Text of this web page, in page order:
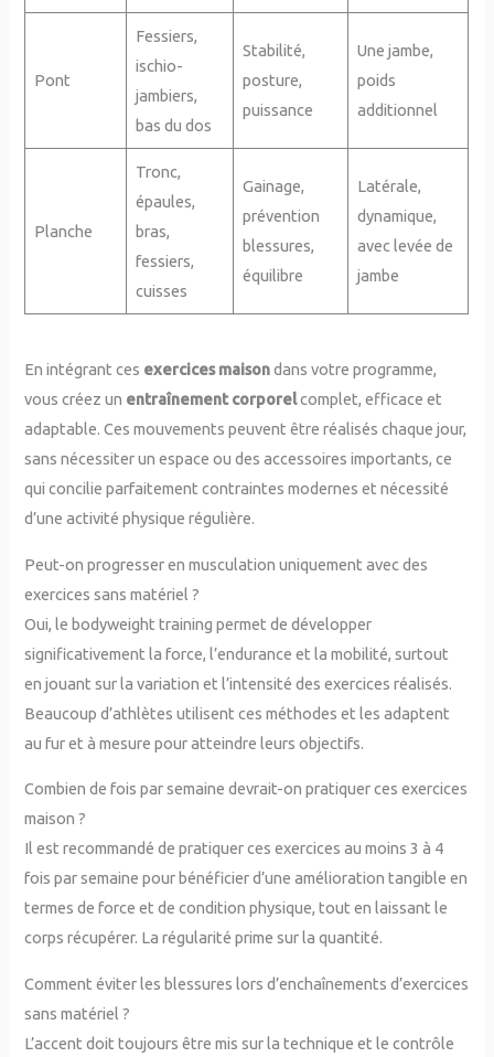
Pont
Fessiers,
ischio-
jambiers,
bas du dos
Stabilité,
posture,
puissance
Une jambe,
poids
additionnel
Planche
Tronc,
épaules,
bras,
fessiers,
cuisses
Gainage,
prévention
blessures,
équilibre
Latérale,
dynamique,
avec levée de
jambe
En intégrant ces exercices maisondans votre programme,
vous créez un entraînement corporelcomplet, efficace et
adaptable. Ces mouvements peuvent être réalisés chaque jour,
sans nécessiter un espace ou des accessoires importants, ce
qui concilie parfaitement contraintes modernes et nécessité
d’une activité physique régulière.
Peut-on progresser en musculation uniquement avec des
exercices sans matériel ?
Oui, le bodyweight training permet de développer
significativement la force, l’endurance et la mobilité, surtout
en jouant sur la variation et l’intensité des exercices réalisés.
Beaucoup d’athlètes utilisent ces méthodes et les adaptent
au fur et à mesure pour atteindre leurs objectifs.
Combien de fois par semaine devrait-on pratiquer ces exercices
maison ?
Il est recommandé de pratiquer ces exercices au moins 3 à 4
fois par semaine pour bénéficier d’une amélioration tangible en
termes de force et de condition physique, tout en laissant le
corps récupérer. La régularité prime sur la quantité.
Comment éviter les blessures lors d’enchaînements d’exercices
sans matériel ?
L’accent doit toujours être mis sur la technique et le contrôle